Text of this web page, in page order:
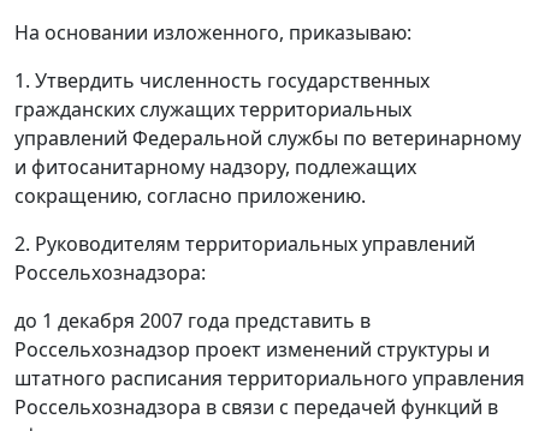
На основании изложенного, приказываю:
1. Утвердить численность государственных
гражданских служащих территориальных
управлений Федеральной службы по ветеринарному
и фитосанитарному надзору, подлежащих
сокращению, согласно приложению.
2. Руководителям территориальных управлений
Россельхознадзора:
до 1 декабря 2007 года представить в
Россельхознадзор проект изменений структуры и
штатного расписания территориального управления
Россельхознадзора в связи с передачей функций в